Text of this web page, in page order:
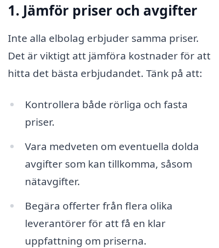
1. Jämför priser och avgifter
Inte alla elbolag erbjuder samma priser.
Det är viktigt att jämföra kostnader för att
hitta det bästa erbjudandet. Tänk på att:
Kontrollera både rörliga och fasta
priser.
Vara medveten om eventuella dolda
avgifter som kan tillkomma, såsom
nätavgifter.
Begära offerter från flera olika
leverantörer för att få en klar
uppfattning om priserna.